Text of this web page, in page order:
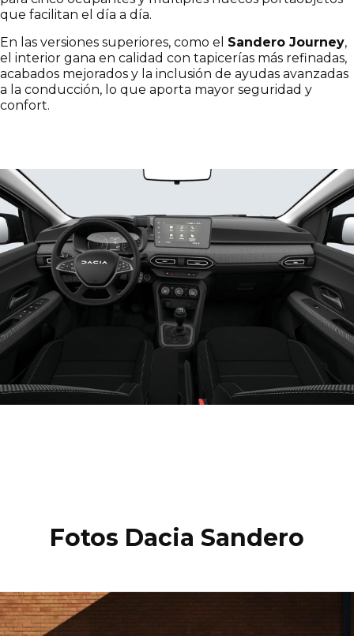
que facilitan el día a día.
En las versiones superiores, como el Sandero Journey,
el interior gana en calidad con tapicerías más refinadas,
acabados mejorados y la inclusión de ayudas avanzadas
a la conducción, lo que aporta mayor seguridad y
confort.
Fotos Dacia Sandero